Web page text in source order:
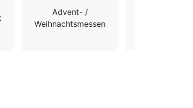
Advent- /
Weihnachtsmessen